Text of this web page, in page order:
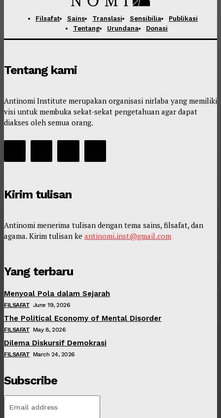
Filsafat Sains Translasi Sensibilia
Publikasi
Tentang
Urundana Donasi
Tentang kami
Antinomi Institute merupakan organisasi nirlaba yang memiliki
visi untuk membuka sekat-sekat pengetahuan agar dapat
diakses oleh semua orang.
Kirim tulisan
Antinomi menerima tulisan dengan tema sains, filsafat, dan
agama. Kirim tulisan ke antinomi.inst@gmail.com
Yang terbaru
Menyoal Pola dalam Sejarah
FILSAFAT June 19, 2026
The Political Economy of Mental Disorder
FILSAFAT May 8, 2026
Dilema Diskursif Demokrasi
FILSAFAT March 24, 2026
Subscribe